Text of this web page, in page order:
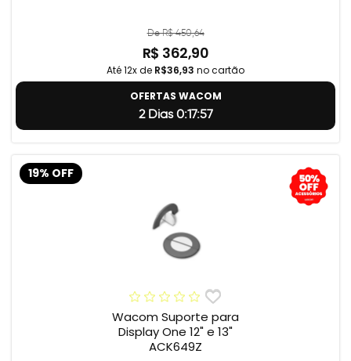
De R$ 450,64
R$ 362,90
Até 12x de R$36,93 no cartão
OFERTAS WACOM
2 Dias 0:17:56
19% OFF
Wacom Suporte para
Display One 12" e 13"
ACK649Z